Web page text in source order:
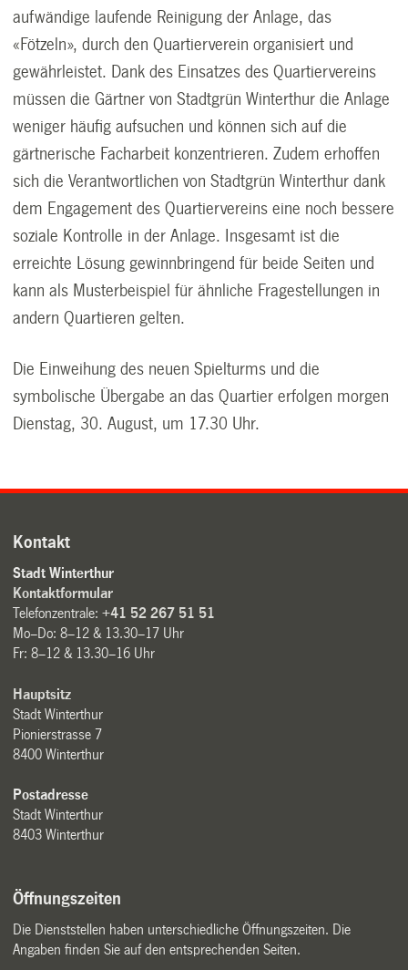
aufwändige laufende Reinigung der Anlage, das
«Fötzeln», durch den Quartierverein organisiert und
gewährleistet. Dank des Einsatzes des Quartiervereins
müssen die Gärtner von Stadtgrün Winterthur die Anlage
weniger häufig aufsuchen und können sich auf die
gärtnerische Facharbeit konzentrieren. Zudem erhoffen
sich die Verantwortlichen von Stadtgrün Winterthur dank
dem Engagement des Quartiervereins eine noch bessere
soziale Kontrolle in der Anlage. Insgesamt ist die
erreichte Lösung gewinnbringend für beide Seiten und
kann als Musterbeispiel für ähnliche Fragestellungen in
andern Quartieren gelten.
Die Einweihung des neuen Spielturms und die
symbolische Übergabe an das Quartier erfolgen morgen
Dienstag, 30. August, um 17.30 Uhr.
Kontakt
Stadt Winterthur
Kontaktformular
Telefonzentrale:+41 52 267 51 51
Mo–Do: 8–12 & 13.30–17 Uhr
Fr: 8–12 & 13.30–16 Uhr
Hauptsitz
Stadt Winterthur
Pionierstrasse 7
8400 Winterthur
Postadresse
Stadt Winterthur
8403 Winterthur
Öffnungszeiten
Die Dienststellen haben unterschiedliche Öffnungszeiten. Die
Angaben finden Sie auf den entsprechenden Seiten.